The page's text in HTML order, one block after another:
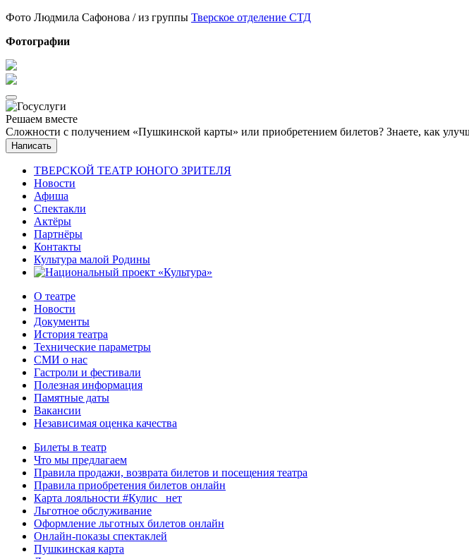
Фото Людмила Сафонова / из группы Тверское отделение СТД
Фотографии
Решаем вместе
Сложности с получением «Пушкинской карты» или приобретением билетов? Знаете, как
Написать
ТВЕРСКОЙ ТЕАТР ЮНОГО ЗРИТЕЛЯ
Новости
Афиша
Спектакли
Актёры
Партнёры
Контакты
Культура малой Родины
О театре
Новости
Документы
История театра
Технические параметры
СМИ о нас
Гастроли и фестивали
Полезная информация
Памятные даты
Вакансии
Независимая оценка качества
Билеты в театр
Что мы предлагаем
Правила продажи, возврата билетов и посещения театра
Правила приобретения билетов онлайн
Карта лояльности #Кулис _нет
Льготное обслуживание
Оформление льготных билетов онлайн
Онлайн-показы спектаклей
Пушкинская карта